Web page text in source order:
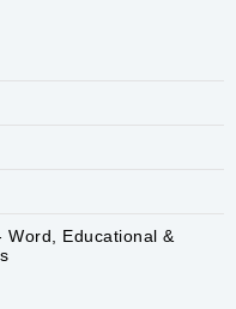
Word, Educational &